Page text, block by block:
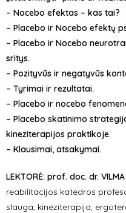
– Nocebo efektas – kas tai?
– Placebo ir Nocebo efektų
– Placebo ir Nocebo
sritys.
– Pozityvūs ir negatyvūs
– Tyrimai ir rezultatai.
– Placebo ir nocebo
– Placebo skatinimo
kineziterapijos praktikoje.
– Klausimai, atsakymai.
LEKTORĖ: prof. doc. dr. VILMA
reabilitacijos katedros
slauga, kineziterapija,